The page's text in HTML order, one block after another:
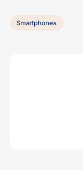
Smartphones